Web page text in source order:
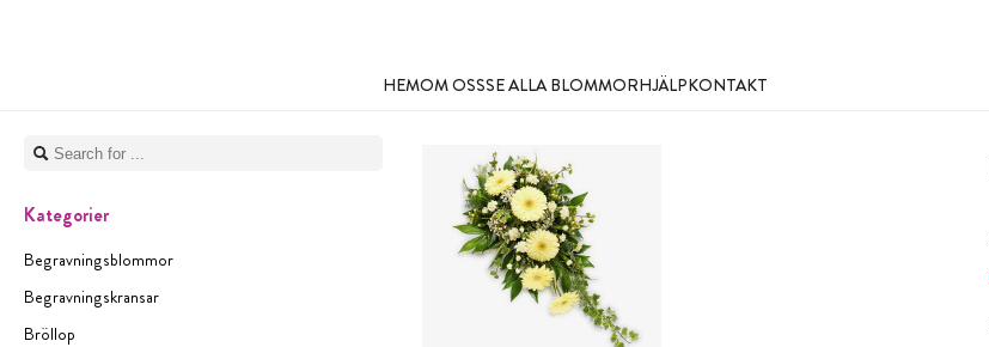
HEMOM OSSSE ALLA BLOMMORHJÄLPKONTAKT
Kategorier
Begravningsblommor
Begravningskransar
Bröllop